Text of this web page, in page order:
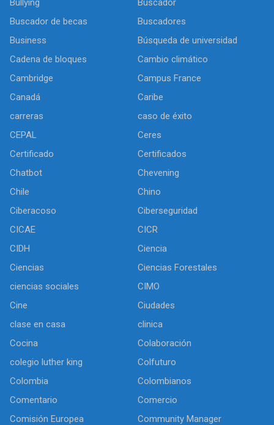
Bullying
Buscador
Buscador de becas
Buscadores
Business
Búsqueda de universidad
Cadena de bloques
Cambio climático
Cambridge
Campus France
Canadá
Caribe
carreras
caso de éxito
CEPAL
Ceres
Certificado
Certificados
Chatbot
Chevening
Chile
Chino
Ciberacoso
Ciberseguridad
CICAE
CICR
CIDH
Ciencia
Ciencias
Ciencias Forestales
ciencias sociales
CIMO
Cine
Ciudades
clase en casa
clinica
Cocina
Colaboración
colegio luther king
Colfuturo
Colombia
Colombianos
Comentario
Comercio
Comisión Europea
Community Manager